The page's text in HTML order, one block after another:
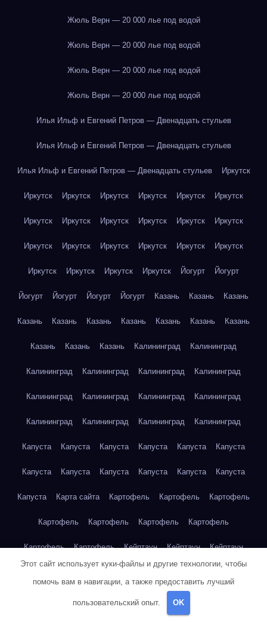
Жюль Верн — 20 000 лье под водой
Жюль Верн — 20 000 лье под водой
Жюль Верн — 20 000 лье под водой
Жюль Верн — 20 000 лье под водой
Илья Ильф и Евгений Петров — Двенадцать стульев
Илья Ильф и Евгений Петров — Двенадцать стульев
Илья Ильф и Евгений Петров — Двенадцать стульев Иркутск
Иркутск Иркутск Иркутск Иркутск Иркутск Иркутск
Иркутск Иркутск Иркутск Иркутск Иркутск Иркутск
Иркутск Иркутск Иркутск Иркутск Иркутск Иркутск
Иркутск Иркутск Иркутск Иркутск Йогурт Йогурт
Йогурт Йогурт Йогурт Йогурт Казань Казань Казань
Казань Казань Казань Казань Казань Казань Казань
Казань Казань Казань Калининград Калининград
Калининград Калининград Калининград Калининград
Калининград Калининград Калининград Калининград
Калининград Калининград Калининград Калининград
Капуста Капуста Капуста Капуста Капуста Капуста
Капуста Капуста Капуста Капуста Капуста Капуста
Капуста Карта сайта Картофель Картофель Картофель
Картофель Картофель Картофель Картофель
Картофель Картофель Кейптаун Кейптаун Кейптаун
Кейптаун Кейптаун
Этот сайт использует куки-файлы и другие технологии, чтобы
помочь вам в навигации, а также предоставить лучший
пользовательский опыт. OK